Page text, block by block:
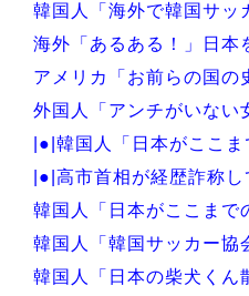
韓国人「海外で韓国サッ
海外「あるある！」日本
アメリカ「お前らの国の
外国人「アンチがいない
|●|韓国人「日本がここ
|●|高市首相が経歴詐称
韓国人「日本がここまで
韓国人「韓国サッカー協
韓国人「日本の柴犬くん